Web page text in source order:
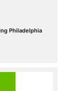
Philadelphia